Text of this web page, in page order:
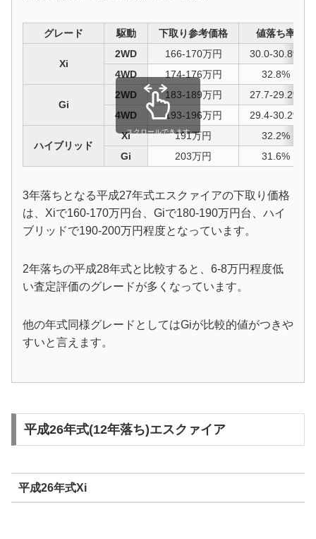
グレード 駆動 下取り参考価格 値落ち率
Xi
2WD 166-170万円
30.0-30.8%
4WD
174-176万円 32.8%
Gi
2WD 183-189万円
27.7-29.2%
4WD
193-196万円 29.4-30.2%
ハイブリッド
Xi 191万円
32.2%
Gi
203万円 31.6%
スクロールできます
3年落ちとなる平成27年式エスクァイアの下取り価格
は、Xiで160-170万円台、Giで180-190万円台、ハイ
ブリッドで190-200万円程度となっています。
2年落ちの平成28年式と比較すると、6-8万円程度低
い査定評価のグレードが多くなっています。
他の年式同様グレードとしてはGiが比較的値がつきや
すいと言えます。
平成26年式(12年落ち)エスクァイア
平成26年式Xi